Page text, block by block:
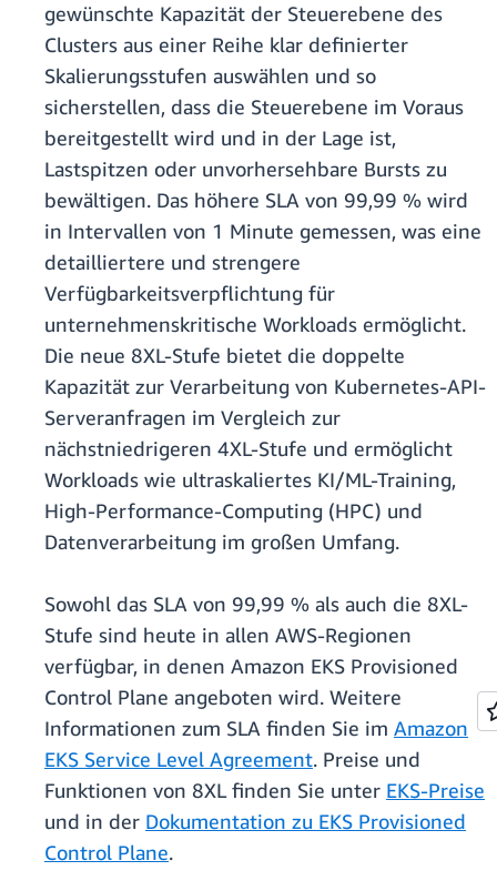
gewünschte Kapazität der Steuerebene des
Clusters aus einer Reihe klar definierter
Skalierungsstufen auswählen und so
sicherstellen, dass die Steuerebene im Voraus
bereitgestellt wird und in der Lage ist,
Lastspitzen oder unvorhersehbare Bursts zu
bewältigen. Das höhere SLA von 99,99 % wird
in Intervallen von 1 Minute gemessen, was eine
detailliertere und strengere
Verfügbarkeitsverpflichtung für
unternehmenskritische Workloads ermöglicht.
Die neue 8XL-Stufe bietet die doppelte
Kapazität zur Verarbeitung von Kubernetes-API-
Serveranfragen im Vergleich zur
nächstniedrigeren 4XL-Stufe und ermöglicht
Workloads wie ultraskaliertes KI/ML-Training,
High-Performance-Computing (HPC) und
Datenverarbeitung im großen Umfang.
Sowohl das SLA von 99,99 % als auch die 8XL-
Stufe sind heute in allen AWS-Regionen
verfügbar, in denen Amazon EKS Provisioned
Control Plane angeboten wird. Weitere
Informationen zum SLA finden Sie im Amazon
EKS Service Level Agreement. Preise und
Funktionen von 8XL finden Sie unter EKS-Preise
und in der Dokumentation zu EKS Provisioned
Control Plane.